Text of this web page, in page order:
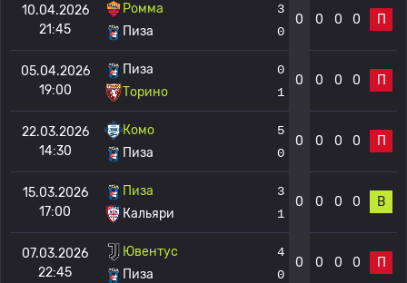
10.04.2026
21:45
Ромма
Пиза
3
0
0 0 0 0 П
05.04.2026
19:00
Пиза
Торино
0
1
0 0 0 0 П
22.03.2026
14:30
Комо
Пиза
5
0
0 0 0 0 П
15.03.2026
17:00
Пиза
Кальяри
3
1
0 0 0 0 В
07.03.2026
22:45
Ювентус
Пиза
4
0
0 0 0 0 П